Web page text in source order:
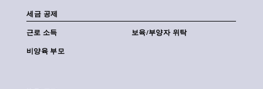
세금 공제
근로 소득 보육/부양자 위탁
비양육 부모